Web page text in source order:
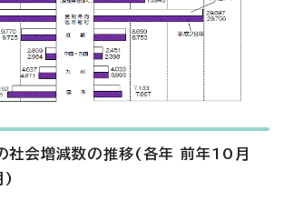
社会増減数の推移(各年 前年10月
)